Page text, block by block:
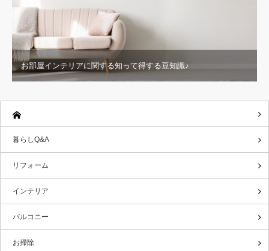
お部屋インテリアに関する知って得する豆知識♪
暮らしQ&A
リフォーム
インテリア
バルコニー
お掃除